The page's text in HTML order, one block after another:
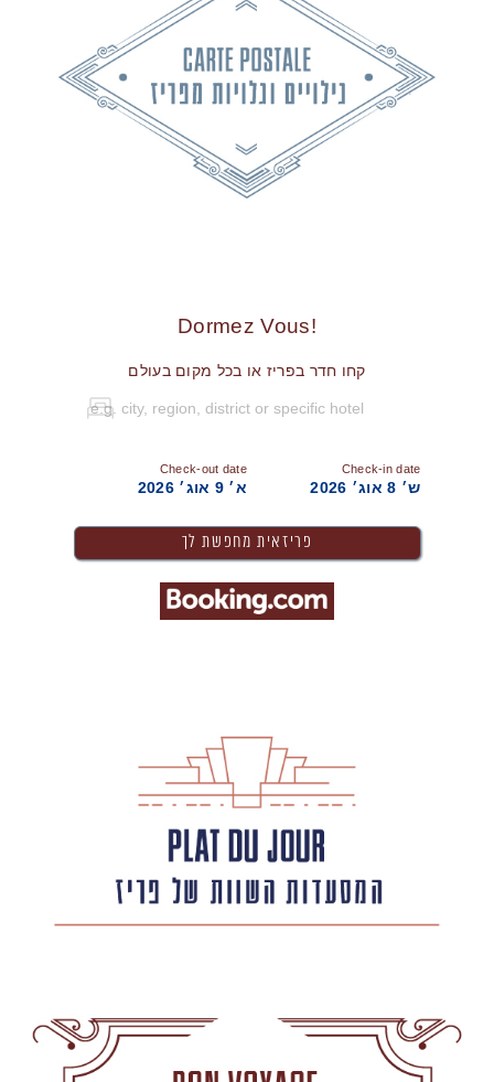
!Dormez Vous
קחו חדר בפריז או בכל מקום בעולם
Check-in date
ש׳ 8 אוג׳ 2026
Check-out date
א׳ 9 אוג׳ 2026